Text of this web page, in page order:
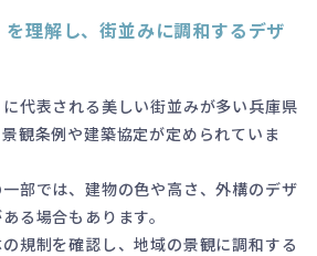
理解し、街並みに調和するデザ
に代表される美しい街並みが多い兵庫県
観条例や建築協定が定められていま
部では、建物の色や高さ、外構のデザ
る場合もあります。
規制を確認し、地域の景観に調和する